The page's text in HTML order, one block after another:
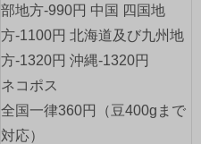
部地方-990円 中国 四国地
方-1100円 北海道及び九州地
方-1320円 沖縄-1320円
ネコポス
全国一律360円（豆400gまで
対応）